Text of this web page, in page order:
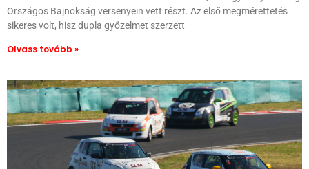
Országos Bajnokság versenyein vett részt. Az első megmérettetés
sikeres volt, hisz dupla győzelmet szerzett
Olvass tovább »